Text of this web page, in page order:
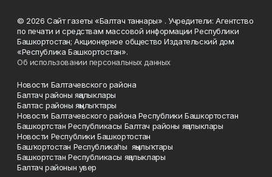
© 2026 Сайт газеты «Балтач таннары» . Учредители: Агентство
по печати и средствам массовой информации Республики
Башкортостан; Акционерное общество Издательский дом
«Республика Башкортостан».
Об использовании персональных данных
Новости Балтачевского района
Балтач районы яңалыклары
Балтас районы яңылыҡтары
Новости Балтачевского района Республики Башкортостан
Башкортстан Республикасы Балтач районы яңалыклары
Новости Республики Башкортостан
Башҡортостан Республикаһы яңылыҡтары
Башкортстан Республикасы яңалыклары
Балтач районын увер